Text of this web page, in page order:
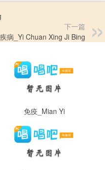
下一篇
病_Yi Chuan Xing Ji Bing
免疫_Mian Yi